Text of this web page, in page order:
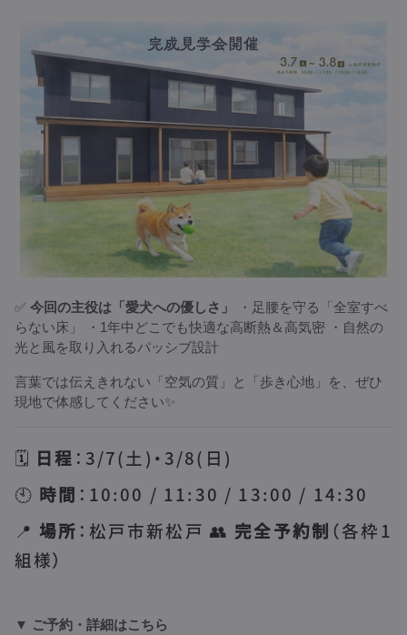
✅ 今回の主役は「愛犬への優しさ」
・足腰を守る「全室すべ
らない床」 ・1年中どこでも快適な高断熱＆高気密 ・自然の
光と風を取り入れるパッシブ設計
言葉では伝えきれない「空気の質」と「歩き心地」を、ぜひ
現地で体感してください✨
🗓 日程 ：3/7(土)・3/8(日)
🕙 時間 ：10:00 / 11:30 / 13:00 / 14:30
📍場所 ：松戸市新松戸 👥 完全予約制 （各枠1
組様）
▼ ご予約・詳細はこちら